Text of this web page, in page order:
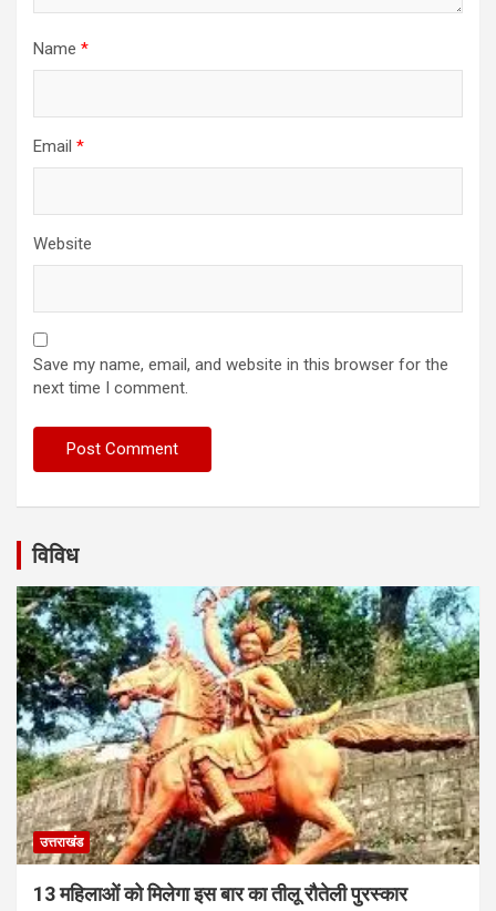
Name *
Email *
Website
Save my name, email, and website in this browser for the
next time I comment.
विविध
उत्तराखंड
13 महिलाओं को मिलेगा इस बार का तीलू रौतेली पुरस्कार